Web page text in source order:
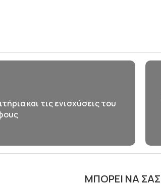
και τις ενισχύσεις του
ΜΠΟΡΕΊ ΝΑ ΣΑΣ